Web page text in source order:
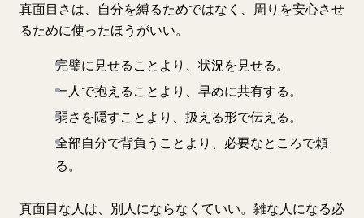
真面目さは、自分を縛るためではなく、周りを安心させ
るために使ったほうがいい。
完璧に見せることより、状況を見せる。
一人で抱えることより、早めに共有する。
弱さを隠すことより、扱える形で伝える。
全部自分で背負うことより、必要なところで頼
る。
真面目な人は、別人にならなくていい。雑な人になる必